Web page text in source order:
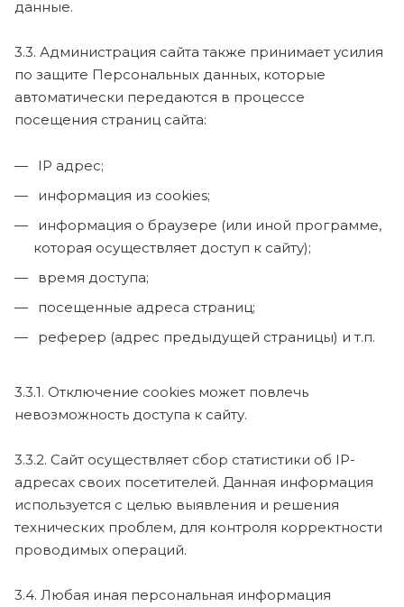
данные.
3.3. Администрация сайта также принимает усилия
по защите Персональных данных, которые
автоматически передаются в процессе
посещения страниц сайта:
IP адрес;
информация из cookies;
информация о браузере (или иной программе,
которая осуществляет доступ к сайту);
время доступа;
посещенные адреса страниц;
реферер (адрес предыдущей страницы) и т.п.
3.3.1. Отключение cookies может повлечь
невозможность доступа к сайту.
3.3.2. Сайт осуществляет сбор статистики об IP-
адресах своих посетителей. Данная информация
используется с целью выявления и решения
технических проблем, для контроля корректности
проводимых операций.
3.4. Любая иная персональная информация